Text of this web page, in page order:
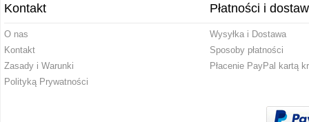
Kontakt
O nas
Kontakt
Zasady i Warunki
Polityką Prywatności
Płatności i
Wysyłka i Dostawa
Sposoby płatności
Płacenie PayPal kartą